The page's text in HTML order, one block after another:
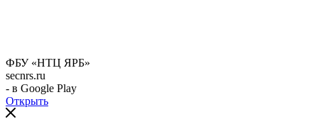
ФБУ «НТЦ ЯРБ»
secnrs.ru
- в Google Play
Открыть